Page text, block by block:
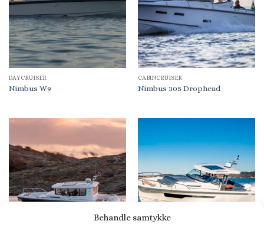
Behandle samtykke
DAYCRUISER
Nimbus W9
CABINCRUISER
Nimbus 305 Drophead